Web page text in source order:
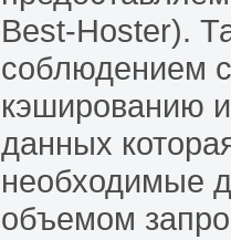
Best-Hoster).
соблюдением
кэшированию
данных
необходимые
объемом